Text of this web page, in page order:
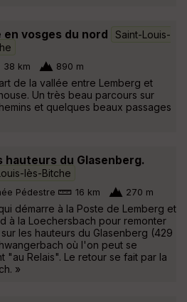
en vosges du nord
Saint-Louis-
38 km 890 m
de la vallée entre Lemberg et
Un très beau parcours sur
et quelques beaux passages
hauteurs du Glasenberg.
lès-Bitche
Pédestre 16 km 270 m
démarre à la Poste de Lemberg et
à la Loechersbach pour remonter
les hauteurs du Glasenberg (429
où l'on peut se
"au Relais". Le retour se fait par la
»